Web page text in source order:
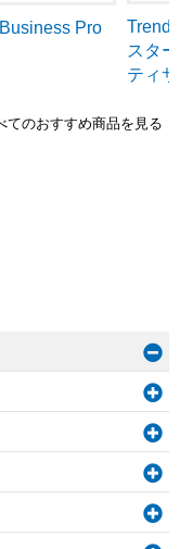
Pro
Trend
スタ
ティ
てのおすすめ商品を見る